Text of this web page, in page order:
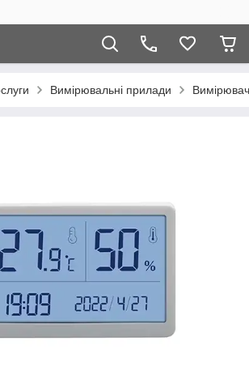
Вимірювальні прилади